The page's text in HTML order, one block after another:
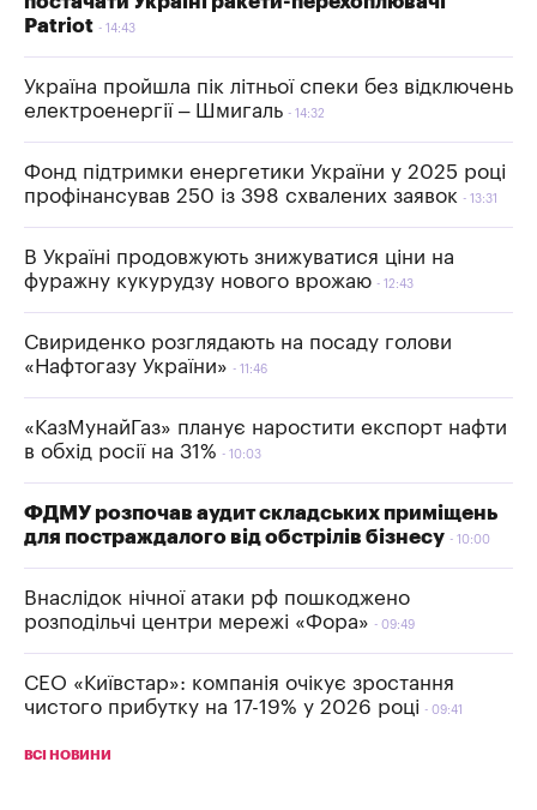
Patriot
14:43
Україна пройшла пік літньої спеки без відключень
електроенергії – Шмигаль
14:32
Фонд підтримки енергетики України у 2025 році
профінансував 250 із 398 схвалених заявок
13:31
В Україні продовжують знижуватися ціни на
фуражну кукурудзу нового врожаю
12:43
Свириденко розглядають на посаду голови
«Нафтогазу України»
11:46
«КазМунайГаз» планує наростити експорт нафти
в обхід росії на 31%
10:03
ФДМУ розпочав аудит складських приміщень
для постраждалого від обстрілів бізнесу
10:00
Внаслідок нічної атаки рф пошкоджено
розподільчі центри мережі «Фора»
09:49
СЕО «Київстар»: компанія очікує зростання
чистого прибутку на 17-19% у 2026 році
09:41
ВСІ НОВИНИ